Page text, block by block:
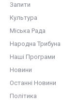
Запити
Культура
Міська Рада
Народна Трибуна
Наші Програми
Новини
Останні Новини
Політика